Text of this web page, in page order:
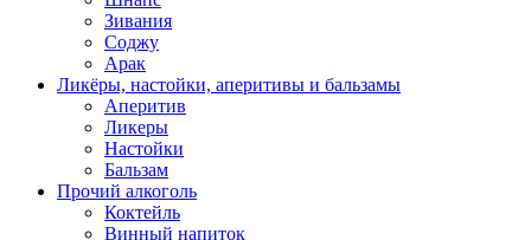
Зивания
Соджу
Арак
Ликёры, настойки, аперитивы и бальзамы
Аперитив
Ликеры
Настойки
Бальзам
Прочий алкоголь
Коктейль
Винный напиток